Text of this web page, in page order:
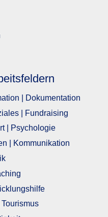
| Dokumentation
| Fundraising
| Psychologie
| Kommunikation